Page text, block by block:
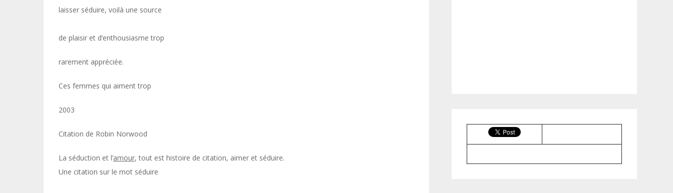
laisser séduire, voilà une source
de plaisir et d’enthousiasme trop
rarement appréciée.
Ces femmes qui aiment trop
2003
Citation de Robin Norwood
La séduction et l’amour, tout est histoire de citation, aimer et séduire.
Une citation sur le mot séduire